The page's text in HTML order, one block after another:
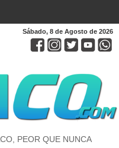
Sábado, 8 de Agosto de 2026
PEOR QUE NUNCA